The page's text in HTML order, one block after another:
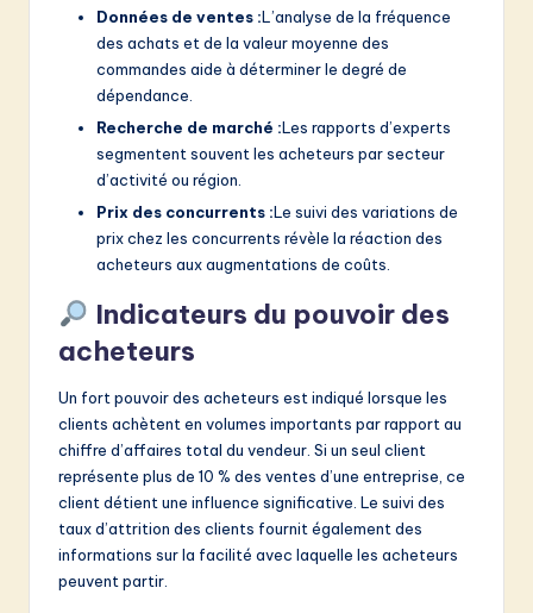
Données de ventes :L’analyse de la fréquence
des achats et de la valeur moyenne des
commandes aide à déterminer le degré de
dépendance.
Recherche de marché :Les rapports d’experts
segmentent souvent les acheteurs par secteur
d’activité ou région.
Prix des concurrents :Le suivi des variations de
prix chez les concurrents révèle la réaction des
acheteurs aux augmentations de coûts.
Indicateurs du pouvoir des
acheteurs
Un fort pouvoir des acheteurs est indiqué lorsque les
clients achètent en volumes importants par rapport au
chiffre d’affaires total du vendeur. Si un seul client
représente plus de 10 % des ventes d’une entreprise, ce
client détient une influence significative. Le suivi des
taux d’attrition des clients fournit également des
informations sur la facilité avec laquelle les acheteurs
peuvent partir.